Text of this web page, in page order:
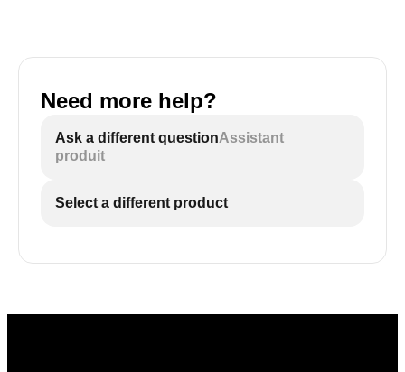
Need more help?
Ask a different questionAssistant
produit
Select a different product